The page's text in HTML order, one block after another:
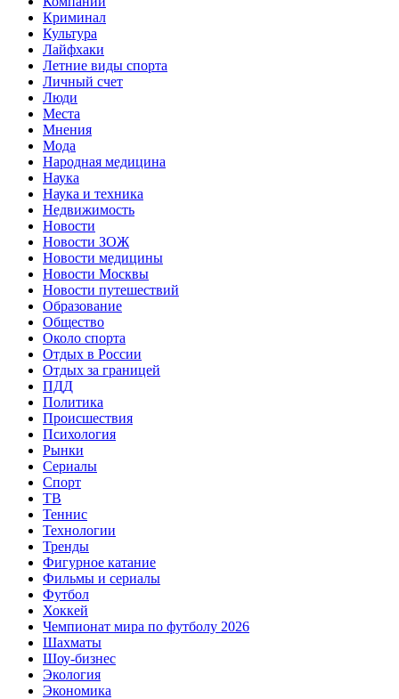
Криминал
Культура
Лайфхаки
Летние виды спорта
Личный счет
Люди
Места
Мнения
Мода
Народная медицина
Наука
Наука и техника
Недвижимость
Новости
Новости ЗОЖ
Новости медицины
Новости Москвы
Новости путешествий
Образование
Общество
Около спорта
Отдых в России
Отдых за границей
ПДД
Политика
Происшествия
Психология
Рынки
Сериалы
Спорт
ТВ
Теннис
Технологии
Тренды
Фигурное катание
Фильмы и сериалы
Футбол
Хоккей
Чемпионат мира по футболу 2026
Шахматы
Шоу-бизнес
Экология
Экономика